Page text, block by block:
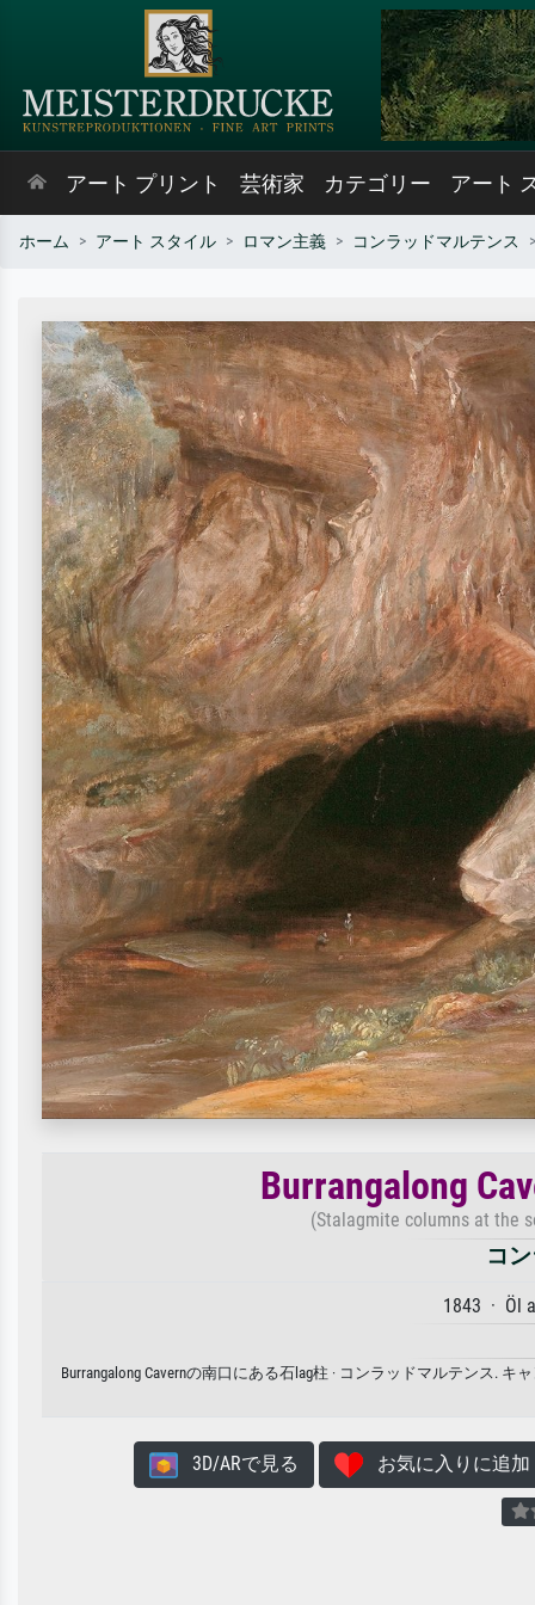
アート プリント 芸術家 カテゴリー アート
ホーム アート スタイル ロマン主義 コンラッドマルテンス
Burrangalong
(Stalagmite columns at the
コ
1843 · Öl
Burrangalong Cavernの南口にある石lag柱 · コンラッドマルテンス.
3D/ARで見る お気に入りに追加